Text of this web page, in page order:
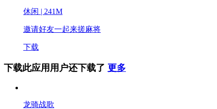
休闲 | 241M
邀请好友一起来搓麻将
下载
下载此应用用户还下载了 更多
龙骑战歌